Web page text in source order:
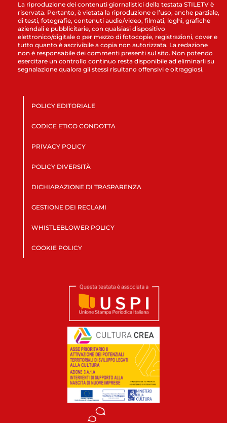
La riproduzione dei contenuti giornalistici della testata STILETV è
riservata. Pertanto, è vietata la riproduzione e l’uso, anche parziale,
di testi, fotografie, contenuti audio/video, filmati, loghi, grafiche
aziendali e pubblicitarie, con qualsiasi dispositivo
elettronico/digitale o per mezzo di fotocopie, registrazioni, cover e
tutto quanto è ascrivibile a copia non autorizzata. La redazione
non è responsabile dei commenti presenti sul sito. Non potendo
esercitare un controllo continuo resta disponibile ad eliminarli su
segnalazione qualora gli stessi risultano offensivi e oltraggiosi.
POLICY EDITORIALE
CODICE ETICO CONDOTTA
PRIVACY POLICY
POLICY DIVERSITÀ
DICHIARAZIONE DI TRASPARENZA
GESTIONE DEI RECLAMI
WHISTLEBLOWER POLICY
COOKIE POLICY